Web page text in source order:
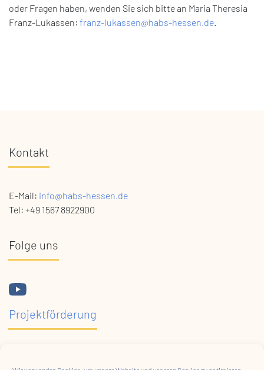
oder Fragen haben, wenden Sie sich bitte an Maria Theresia
Franz-Lukassen: franz-lukassen@habs-hessen.de.
Kontakt
E-Mail: info@habs-hessen.de
Tel: +49 1567 8922900
Folge uns
Projektförderung